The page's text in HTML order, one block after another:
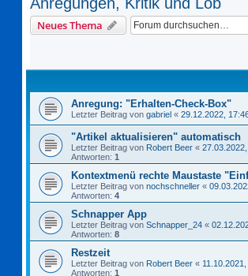
Neues Thema
Anregung: "Erhalten-Check-Box"
Letzter Beitrag von gabriel « 29.12.2022,
"Artikel aktualisieren" automatisch
Letzter Beitrag von Robert Beer «
Antworten: 1
Kontextmenü rechte Maustaste
Letzter Beitrag von nochschneller «
Antworten: 4
Schnapper App
Letzter Beitrag von Schnapper_24 «
Antworten: 8
Restzeit
Letzter Beitrag von Robert Beer «
Antworten: 1